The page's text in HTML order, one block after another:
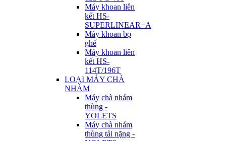
Máy khoan liên
kết HS-
SUPERLINEAR+A
Máy khoan bọ
ghế
Máy khoan liên
kết HS-
114T/196T
LOẠI MÁY CHÀ
NHÁM
Máy chà nhám
thùng -
YOLETS
Máy chà nhám
thùng tải nặng -